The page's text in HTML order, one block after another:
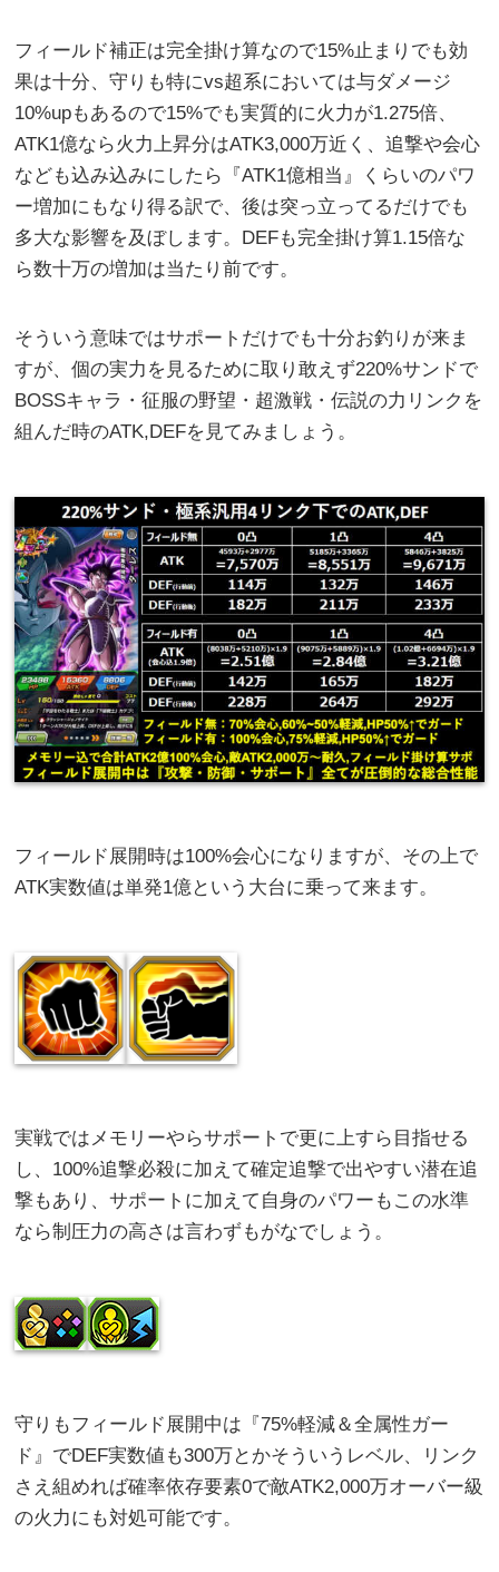
フィールド補正は完全掛け算なので15%止まりでも効
果は十分、守りも特にvs超系においては与ダメージ
10%upもあるので15%でも実質的に火力が1.275倍、
ATK1億なら火力上昇分はATK3,000万近く、追撃や会心
なども込み込みにしたら『ATK1億相当』くらいのパワ
ー増加にもなり得る訳で、後は突っ立ってるだけでも
多大な影響を及ぼします。DEFも完全掛け算1.15倍な
ら数十万の増加は当たり前です。
そういう意味ではサポートだけでも十分お釣りが来ま
すが、個の実力を見るために取り敢えず220%サンドで
BOSSキャラ・征服の野望・超激戦・伝説の力リンクを
組んだ時のATK,DEFを見てみましょう。
フィールド展開時は100%会心になりますが、その上で
ATK実数値は単発1億という大台に乗って来ます。
実戦ではメモリーやらサポートで更に上すら目指せる
し、100%追撃必殺に加えて確定追撃で出やすい潜在追
撃もあり、サポートに加えて自身のパワーもこの水準
なら制圧力の高さは言わずもがなでしょう。
守りもフィールド展開中は『75%軽減＆全属性ガー
ド』でDEF実数値も300万とかそういうレベル、リンク
さえ組めれば確率依存要素0で敵ATK2,000万オーバー級
の火力にも対処可能です。